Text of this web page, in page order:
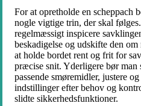
For at opretholde en scheppach
nogle vigtige trin, der skal
regelmæssigt inspicere
beskadigelse og udskifte den
at holde bordet rent og frit for
præcise snit. Yderligere bør man
passende smøremidler, justere
indstillinger efter behov og
slidte sikkerhedsfunktioner.